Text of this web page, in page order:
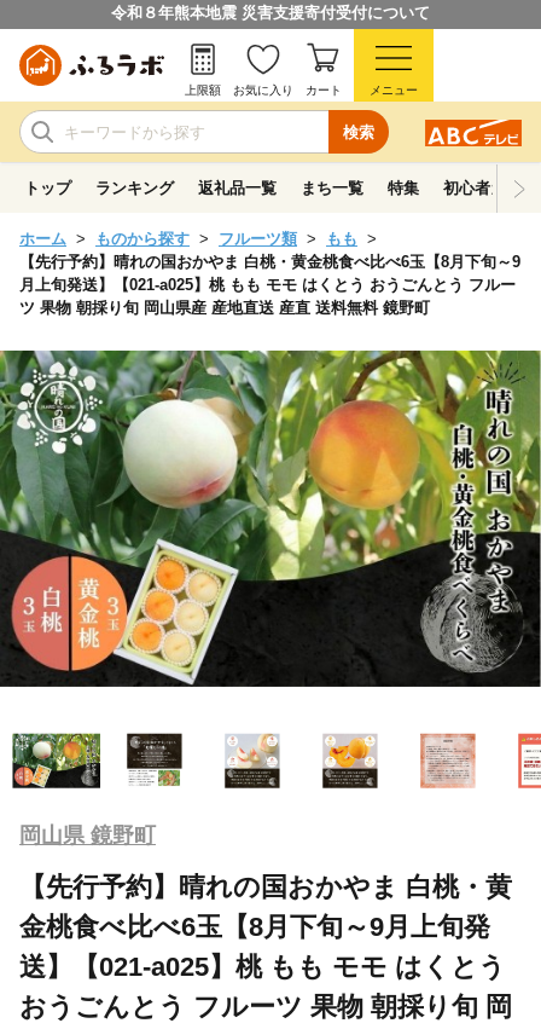
令和８年熊本地震 災害支援寄付受付について
検索
上限額 お気に入り カート メニュー
トップ ランキング 返礼品一覧 まち一覧 特集 初心者ガイド
ホーム ものから探す フルーツ類
もも
【先行予約】晴れの国おかやま 白桃・黄金桃食べ比べ6玉【8月下旬～9
月上旬発送】【021-a025】桃 もも モモ はくとう おうごんとう フルー
ツ 果物 朝採り旬 岡山県産 産地直送 産直 送料無料 鏡野町
岡山県 鏡野町
【先行予約】晴れの国おかやま 白桃・黄
金桃食べ比べ6玉【8月下旬～9月上旬発
送】【021-a025】桃 もも モモ はくとう
おうごんとう フルーツ 果物 朝採り旬 岡